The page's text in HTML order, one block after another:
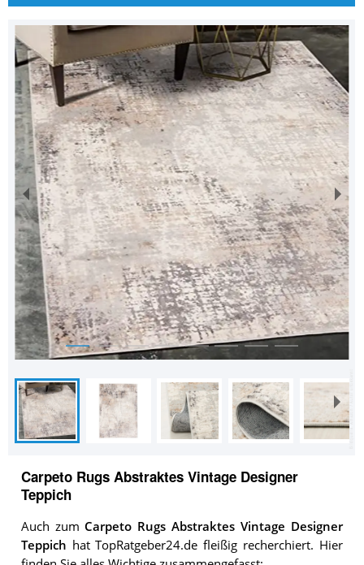
Carpeto Rugs Abstraktes Vintage Designer
Teppich
Auch zum Carpeto Rugs Abstraktes Vintage Designer
Teppich hat TopRatgeber24.de fleißig recherchiert. Hier